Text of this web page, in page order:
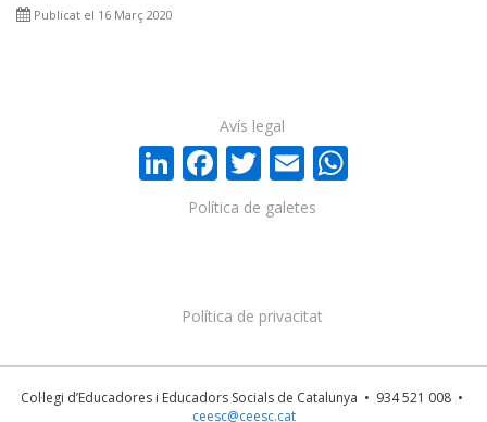
Publicat el 16 Març 2020
LinkedIn
Facebook
Twitter
Email
Col·legi d’Educadores i Educadors Socials de Catalunya • 934 521 008 •
ceesc@ceesc.cat
Política de privacitat
Política de galetes
Avís legal